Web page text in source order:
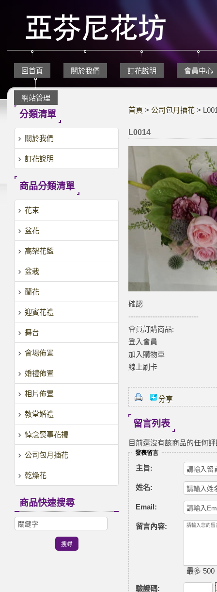
回首頁 關於我們 訂花說明 會員中心
網站管理
分類清單
關於我們
訂花說明
商品分類清單
花束
盆花
高架花籃
盆栽
蘭花
迎賓花禮
舞台
會場佈置
婚禮佈置
相片佈置
教堂婚禮
悼念喪事花禮
公司包月插花
乾燥花
商品快速搜尋
首頁 >公司包月插花 >
L0014
確認
-----------------------------
會員訂購商品:
登入會員
加入購物車
線上刷卡
分享
留言列表
目前還沒有該商品的任何
發表留言
主旨:
姓名:
Email:
留言內容:
最多 500
驗證碼: